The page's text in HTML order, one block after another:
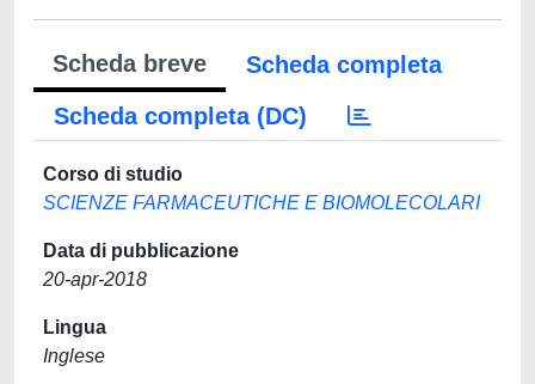
Scheda breve
Scheda completa
Scheda completa (DC)
Corso di studio
SCIENZE FARMACEUTICHE E BIOMOLECOLARI
Data di pubblicazione
20-apr-2018
Lingua
Inglese